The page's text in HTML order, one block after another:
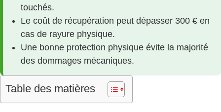
touchés.
Le coût de récupération peut dépasser 300 € en
cas de rayure physique.
Une bonne protection physique évite la majorité
des dommages mécaniques.
Table des matières